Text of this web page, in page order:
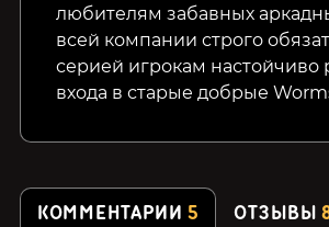
любителям забавных
всей компании строго
серией игрокам настойчиво
входа в старые добрые
КОММЕНТАРИИ 5 ОТЗЫВЫ